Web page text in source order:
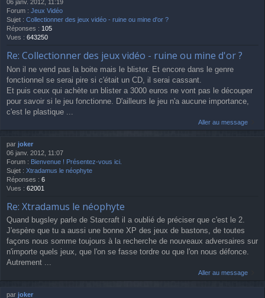
06 janv. 2012, 11:19
Forum : Jeux Vidéo
Sujet : Collectionner des jeux vidéo - ruine ou mine d'or ?
Réponses : 105
Vues : 643250
Re: Collectionner des jeux vidéo - ruine ou mine d'or ?
Non il ne vend pas la boite mais le blister. Et encore dans le genre
fonctionnel se serai pire si c'était un CD, il serai cassant.
Et puis ceux qui achète un blister a 3000 euros ne vont pas le découper
pour savoir si le jeu fonctionne. D'ailleurs le jeu n'a aucune importance,
c'est le plastique ...
Aller au message
par joker
06 janv. 2012, 11:07
Forum : Bienvenue ! Présentez-vous ici.
Sujet : Xtradamus le néophyte
Réponses : 6
Vues : 62001
Re: Xtradamus le néophyte
Quand bugsley parle de Starcraft il a oublié de préciser que c'est le 2.
J'espère que tu a aussi une bonne XP des jeux de bastons, de toutes
façons nous somme toujours à la recherche de nouveaux adversaires sur
n'importe quels jeux, que l'on se fasse tordre ou que l'on nous défonce.
Autrement ...
Aller au message
par joker